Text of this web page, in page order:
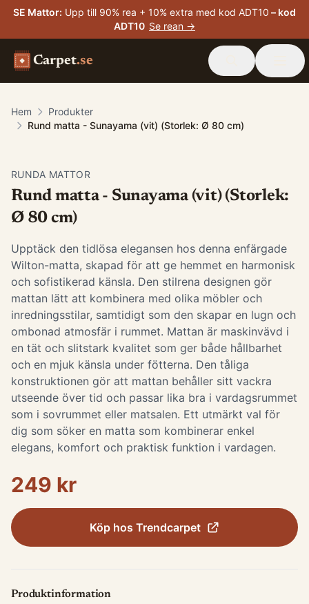
SE Mattor: Upp till 90% rea + 10% extra med kod ADT10 – kod
ADT10 Se rean →
Carpet.se
Hem
Produkter
Rund matta - Sunayama (vit) (Storlek: Ø 80 cm)
RUNDA MATTOR
Rund matta - Sunayama (vit) (Storlek:
Ø 80 cm)
Upptäck den tidlösa elegansen hos denna enfärgade
Wilton-matta, skapad för att ge hemmet en harmonisk
och sofistikerad känsla. Den stilrena designen gör
mattan lätt att kombinera med olika möbler och
inredningsstilar, samtidigt som den skapar en lugn och
ombonad atmosfär i rummet. Mattan är maskinvävd i
en tät och slitstark kvalitet som ger både hållbarhet
och en mjuk känsla under fötterna. Den tåliga
konstruktionen gör att mattan behåller sitt vackra
utseende över tid och passar lika bra i vardagsrummet
som i sovrummet eller matsalen. Ett utmärkt val för
dig som söker en matta som kombinerar enkel
elegans, komfort och praktisk funktion i vardagen.
249 kr
Köp hos Trendcarpet
Produktinformation